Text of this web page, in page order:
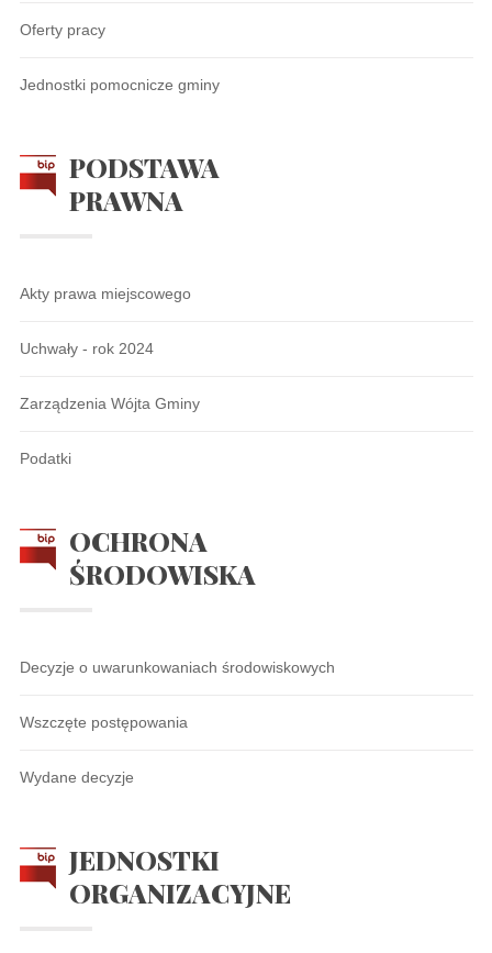
Oferty pracy
Jednostki pomocnicze gminy
PODSTAWA
PRAWNA
Akty prawa miejscowego
Uchwały - rok 2024
Zarządzenia Wójta Gminy
Podatki
OCHRONA
ŚRODOWISKA
Decyzje o uwarunkowaniach środowiskowych
Wszczęte postępowania
Wydane decyzje
JEDNOSTKI
ORGANIZACYJNE